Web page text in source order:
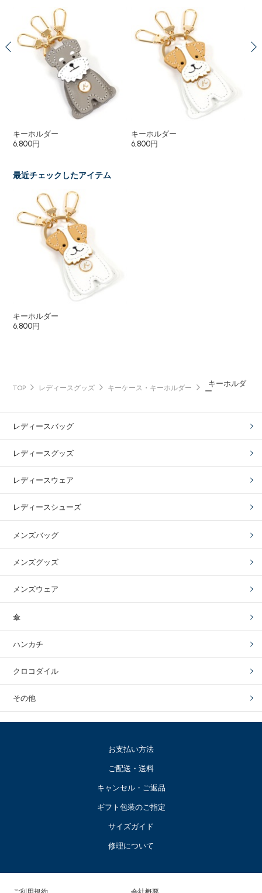
キーホルダー
6,800円
キーホルダー
6,800円
最近チェックしたアイテム
キーホルダー
6,800円
TOP レディースグッズ キーケース・キーホルダー
キーホルダ
ー
レディースバッグ
レディースグッズ
レディースウェア
レディースシューズ
メンズバッグ
メンズグッズ
メンズウェア
傘
ハンカチ
クロコダイル
その他
お支払い方法
ご配送・送料
キャンセル・ご返品
ギフト包装のご指定
サイズガイド
修理について